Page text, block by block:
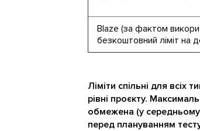
Blaze (за фактом
безкоштовний ліміт на
Ліміти спільні для всіх
рівні проєкту.
обмежена (у
перед плануванням